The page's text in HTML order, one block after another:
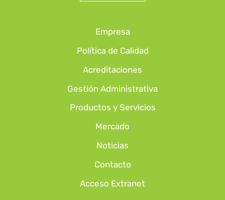
Empresa
Política de Calidad
Acreditaciones
Gestión Administrativa
Productos y Servicios
Mercado
Noticias
Contacto
Acceso Extranet